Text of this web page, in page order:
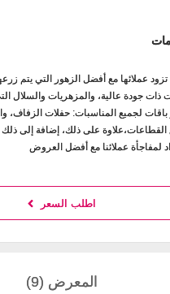
تزود عملائها مع أفضل الزهور التي يتم
ذات جودة عالية، والمزهريات والسلال
باقات لجميع المناسبات: حفلات
القطاعات،علاوة على ذلك، إضافة إلى
لمفاجأة عملائنا مع أفضل العروض
اطلب السعر
المعرض (9)